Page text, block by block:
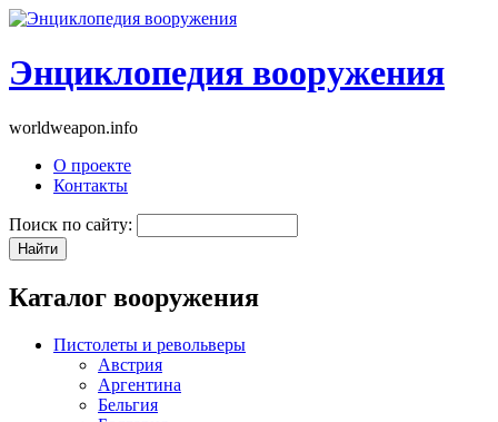
Энциклопедия вооружения
worldweapon.info
О проекте
Контакты
Поиск по сайту:
Каталог вооружения
Пистолеты и револьверы
Австрия
Аргентина
Бельгия